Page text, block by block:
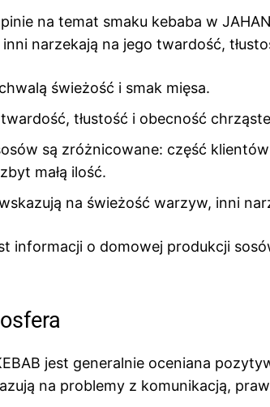
na temat smaku kebaba w
narzekają na jego twardość,
świeżość i smak mięsa.
tłustość i obecność
są zróżnicowane: część
małą ilość.
na świeżość warzyw, inni
informacji o domowej produkcji
jest generalnie oceniana
na problemy z komunikacją,